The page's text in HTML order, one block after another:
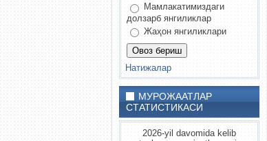
Мамлакатимиздаги
долзарб янгиликлар
Жаҳон янгиликлари
Натижалар
МУРОЖААТЛАР
СТАТИСТИКАСИ
2026-yil davomida kelib